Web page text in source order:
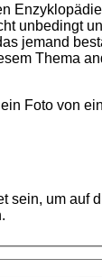
unbedingt
jemand
Thema
Foto von
sein, um auf